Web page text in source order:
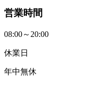
営業時間
08:00～20:00
休業日
年中無休